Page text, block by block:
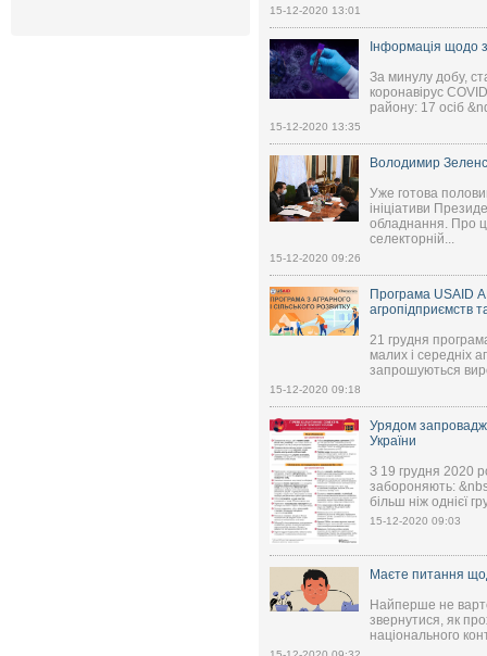
15-12-2020 13:01
Інформація щодо
За минулу добу,
коронавірус
району: 17 осіб
15-12-2020 13:35
Володимир
Уже готова
ініціативи
обладнання. Про
селекторній...
15-12-2020 09:26
Програма USAID
агропідприємств
21 грудня
малих і середніх
запрошуються
15-12-2020 09:18
Урядом
України
З 19 грудня 2020
забороняють:
більш ніж однієї
15-12-2020 09:03
Маєте питання
Найперше не
звернутися, як
національного